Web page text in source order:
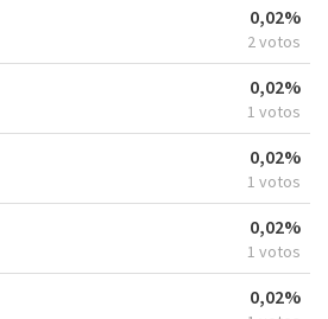
0,02%
2 votos
0,02%
1 votos
0,02%
1 votos
0,02%
1 votos
0,02%